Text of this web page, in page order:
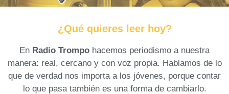
¿Qué quieres leer hoy?
En Radio Trompo hacemos periodismo a nuestra
manera: real, cercano y con voz propia. Hablamos de lo
que de verdad nos importa a los jóvenes, porque contar
lo que pasa también es una forma de cambiarlo.